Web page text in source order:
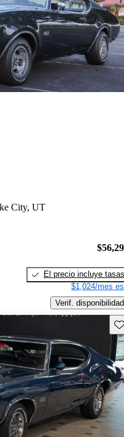
City, UT
El precio incluye tasas
$1,024/mes
Verif. disponibilidad